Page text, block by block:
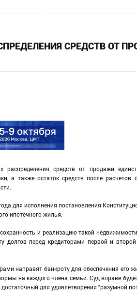
СРЕДСТВ ОТ
распределения средств от продажи
а также остаток средств после расчетов
для исполнения постановления
ипотечного жилья.
и реализацию такой
долгов перед кредиторами первой и
направят банкроту для обеспечения его
на каждого члена семьи. Суд вправе
для удовлетворения "разумной